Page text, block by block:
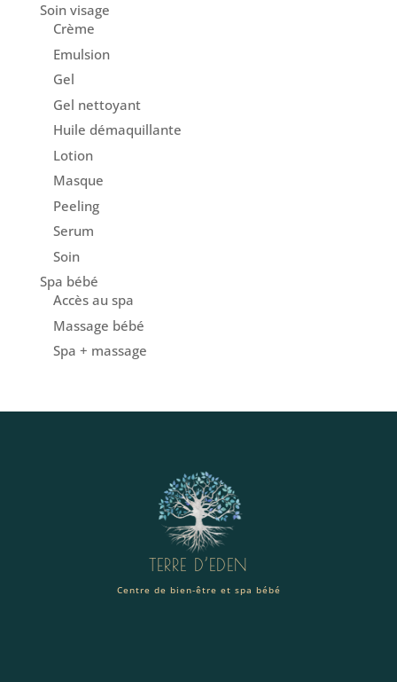
Soin visage
Crème
Emulsion
Gel
Gel nettoyant
Huile démaquillante
Lotion
Masque
Peeling
Serum
Soin
Spa bébé
Accès au spa
Massage bébé
Spa + massage
TERRE D’EDEN
Centre de bien-être et spa bébé